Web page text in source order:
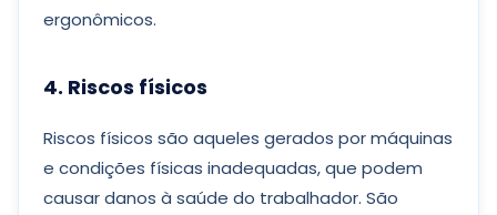
ergonômicos.
4. Riscos físicos
Riscos físicos são aqueles gerados por máquinas
e condições físicas inadequadas, que podem
causar danos à saúde do trabalhador. São